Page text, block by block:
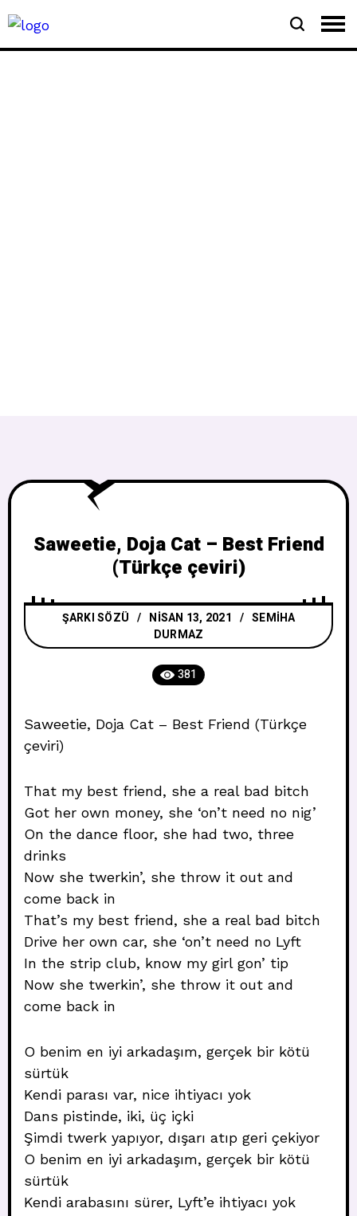
Saweetie, Doja Cat – Best Friend
(Türkçe çeviri)
ŞARKI SÖZÜ NISAN 13, 2021
SEMIHA
DURMAZ
381
Saweetie, Doja Cat – Best Friend (Türkçe
çeviri)
That my best friend, she a real bad bitch
Got her own money, she ‘on’t need no nig’
On the dance floor, she had two, three
drinks
Now she twerkin’, she throw it out and
come back in
That’s my best friend, she a real bad bitch
Drive her own car, she ‘on’t need no Lyft
In the strip club, know my girl gon’ tip
Now she twerkin’, she throw it out and
come back in
O benim en iyi arkadaşım, gerçek bir kötü
sürtük
Kendi parası var, nice ihtiyacı yok
Dans pistinde, iki, üç içki
Şimdi twerk yapıyor, dışarı atıp geri çekiyor
O benim en iyi arkadaşım, gerçek bir kötü
sürtük
Kendi arabasını sürer, Lyft’e ihtiyacı yok